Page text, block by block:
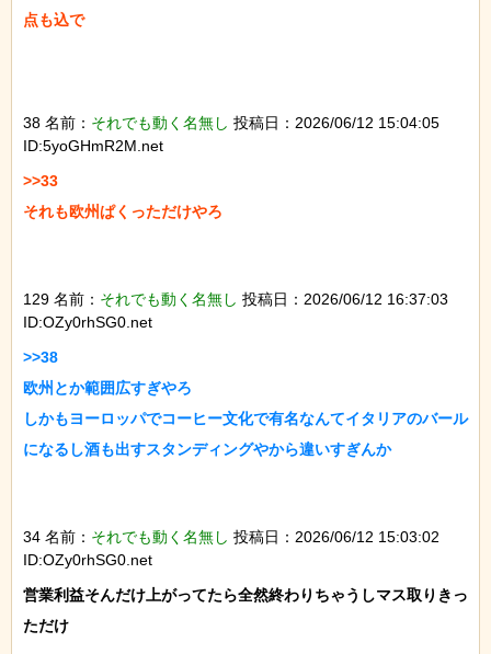
点も込で
38 名前： それでも動く名無し 投稿日：2026/06/12 15:04:05
ID:5yoGHmR2M.net
>>33
それも欧州ぱくっただけやろ
129 名前： それでも動く名無し 投稿日：2026/06/12 16:37:03
ID:OZy0rhSG0.net
>>38
欧州とか範囲広すぎやろ
しかもヨーロッパでコーヒー文化で有名なんてイタリアのバール
になるし酒も出すスタンディングやから違いすぎんか
34 名前： それでも動く名無し 投稿日：2026/06/12 15:03:02
ID:OZy0rhSG0.net
営業利益そんだけ上がってたら全然終わりちゃうしマス取りきっ
ただけ